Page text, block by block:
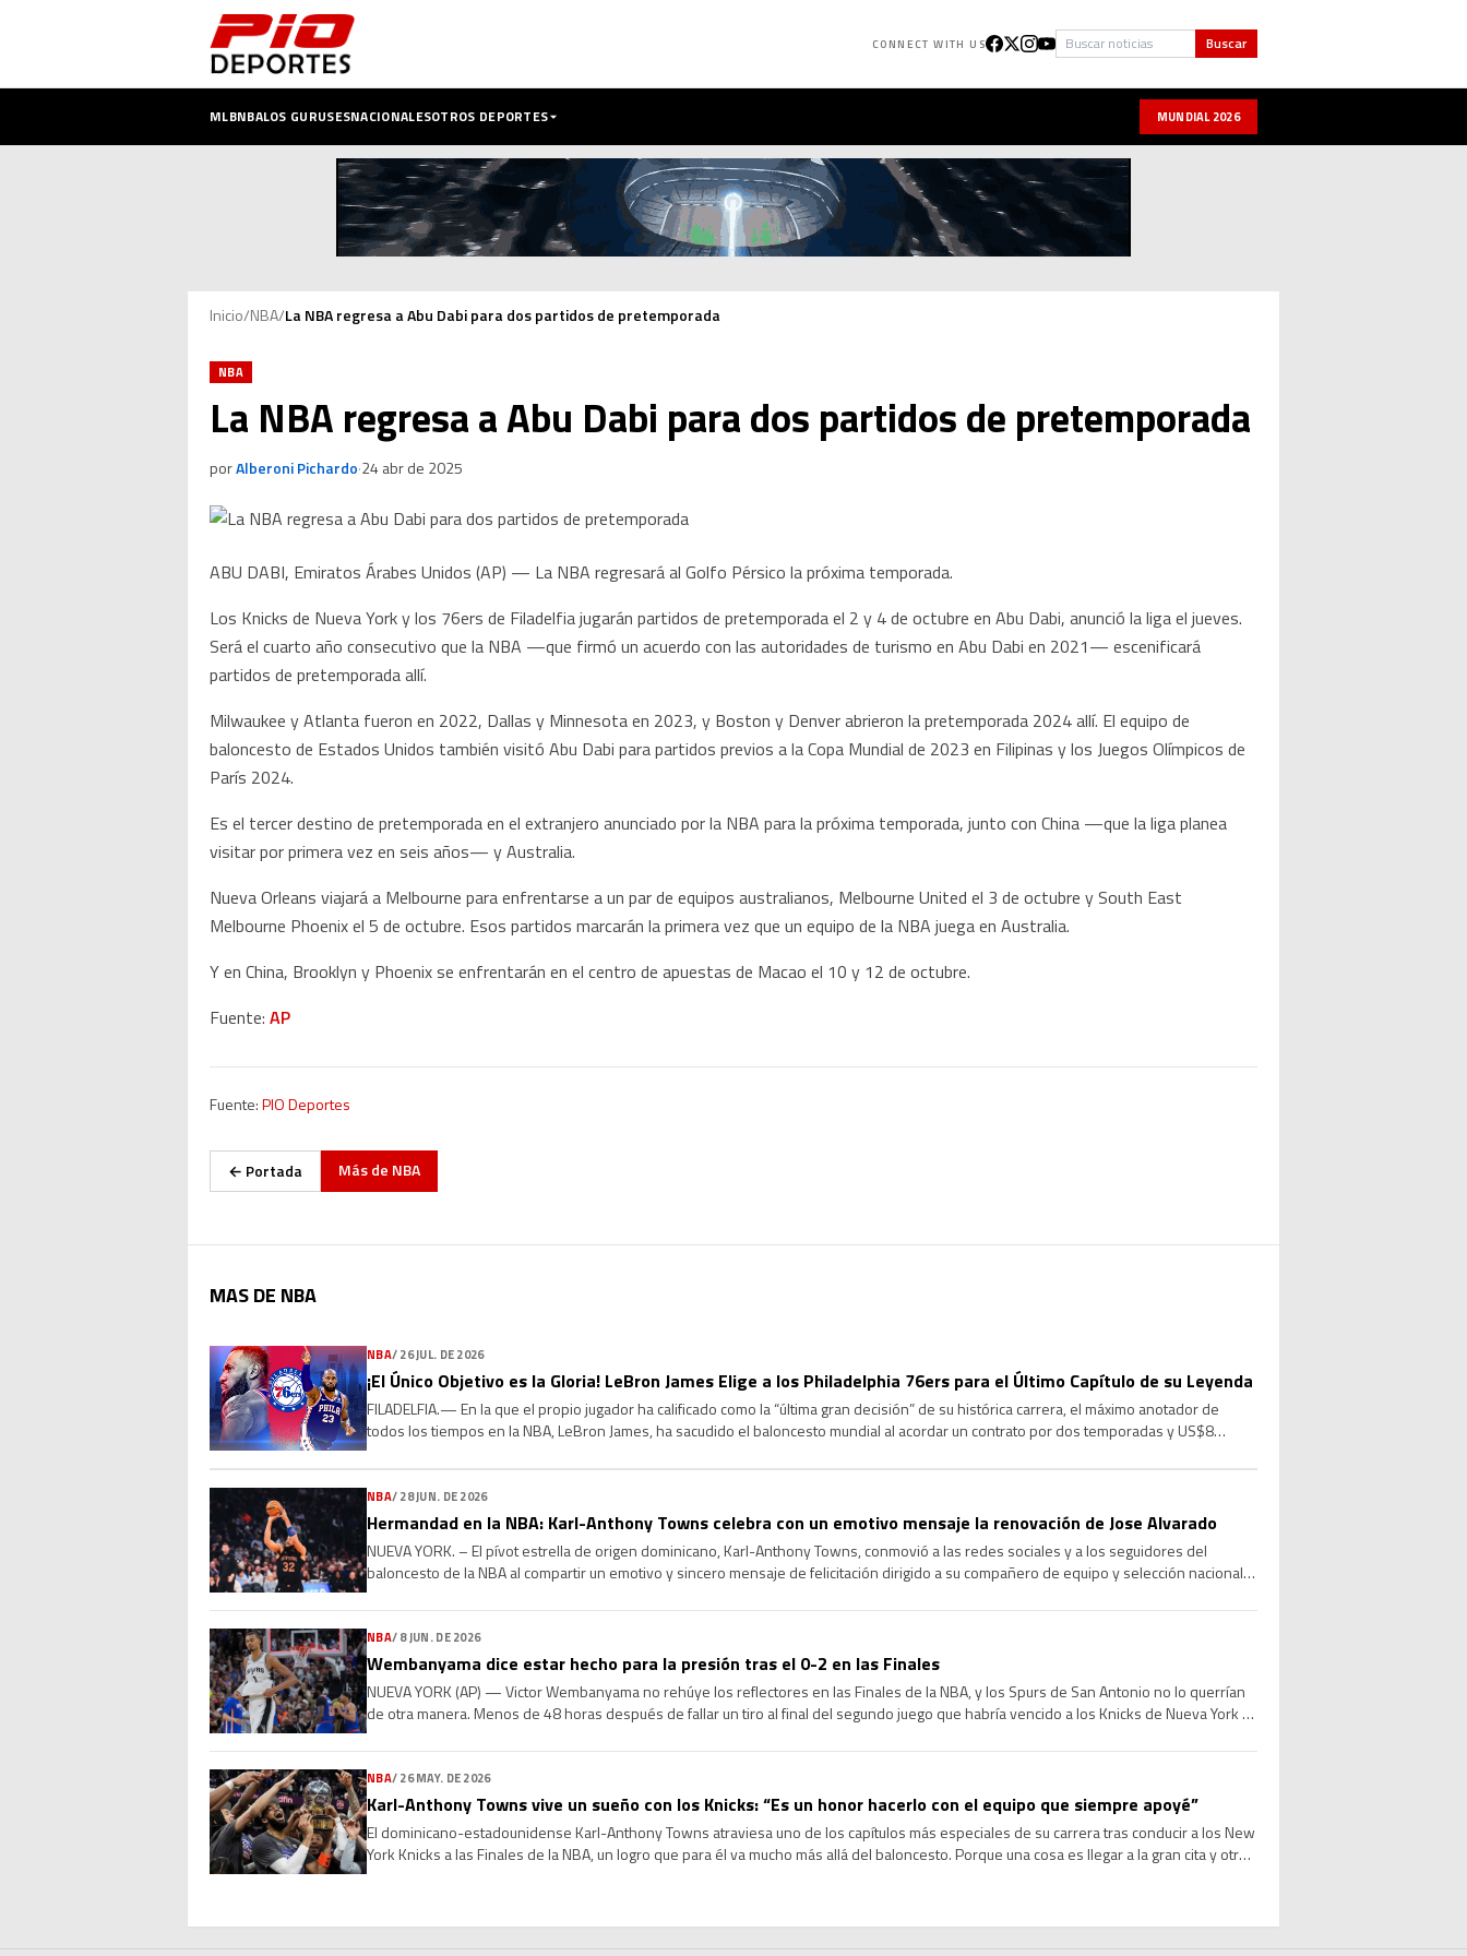
CONNECT WITH US Buscar Buscar
MLBNBALOS GURUSESNACIONALESOTROS DEPORTES MUNDIAL 2026
Inicio/NBA/La NBA regresa a Abu Dabi para dos partidos de pretemporada
NBA
La NBA regresa a Abu Dabi para dos partidos de pretemporada
porAlberoni Pichardo·24 abr de 2025
ABU DABI, Emiratos Árabes Unidos (AP) — La NBA regresará al Golfo Pérsico la próxima temporada.
Los Knicks de Nueva York y los 76ers de Filadelfia jugarán partidos de pretemporada el 2 y 4 de octubre en Abu Dabi, anunció la liga el jueves.
Será el cuarto año consecutivo que la NBA —que firmó un acuerdo con las autoridades de turismo en Abu Dabi en 2021— escenificará
partidos de pretemporada allí.
Milwaukee y Atlanta fueron en 2022, Dallas y Minnesota en 2023, y Boston y Denver abrieron la pretemporada 2024 allí. El equipo de
baloncesto de Estados Unidos también visitó Abu Dabi para partidos previos a la Copa Mundial de 2023 en Filipinas y los Juegos Olímpicos de
París 2024.
Es el tercer destino de pretemporada en el extranjero anunciado por la NBA para la próxima temporada, junto con China —que la liga planea
visitar por primera vez en seis años— y Australia.
Nueva Orleans viajará a Melbourne para enfrentarse a un par de equipos australianos, Melbourne United el 3 de octubre y South East
Melbourne Phoenix el 5 de octubre. Esos partidos marcarán la primera vez que un equipo de la NBA juega en Australia.
Y en China, Brooklyn y Phoenix se enfrentarán en el centro de apuestas de Macao el 10 y 12 de octubre.
Fuente: AP
Fuente:PIO Deportes
← Portada Más de NBA
MAS DE NBA
NBA/26 JUL. DE 2026
¡El Único Objetivo es la Gloria! LeBron James Elige a los Philadelphia 76ers para el Último Capítulo de su Leyenda
FILADELFIA.— En la que el propio jugador ha calificado como la “última gran decisión” de su histórica carrera, el máximo anotador de
todos los tiempos en la NBA, LeBron James, ha sacudido el baloncesto mundial al acordar un contrato por dos temporadas y US$8
NBA/28 JUN. DE 2026
Hermandad en la NBA: Karl-Anthony Towns celebra con un emotivo mensaje la renovación de Jose Alvarado
NUEVA YORK. – El pívot estrella de origen dominicano, Karl-Anthony Towns, conmovió a las redes sociales y a los seguidores del
baloncesto de la NBA al compartir un emotivo y sincero mensaje de felicitación dirigido a su compañero de equipo y selección nacional,
NBA/8 JUN. DE 2026
Wembanyama dice estar hecho para la presión tras el 0-2 en las Finales
NUEVA YORK (AP) — Victor Wembanyama no rehúye los reflectores en las Finales de la NBA, y los Spurs de San Antonio no lo querrían
de otra manera. Menos de 48 horas después de fallar un tiro al final del segundo juego que habría vencido a los Knicks de Nueva York e
NBA/26 MAY. DE 2026
Karl-Anthony Towns vive un sueño con los Knicks: “Es un honor hacerlo con el equipo que siempre apoyé”
El dominicano-estadounidense Karl-Anthony Towns atraviesa uno de los capítulos más especiales de su carrera tras conducir a los New
York Knicks a las Finales de la NBA, un logro que para él va mucho más allá del baloncesto. Porque una cosa es llegar a la gran cita y otra